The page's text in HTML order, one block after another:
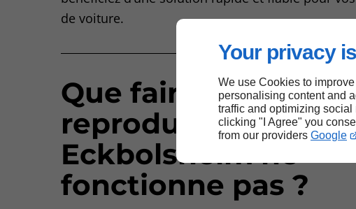
Your privacy
We use Cookies to
personalising content and
traffic and optimizing
clicking "I Agree" you
from our providers Google
de voiture.
Que faire si la clé
reproduite à
Eckbolsheim ne
fonctionne pas ?